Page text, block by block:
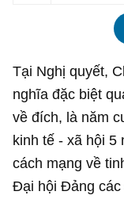
Tại Nghị quyết,
nghĩa đặc biệt
về đích, là năm
kinh tế - xã hội 5
cách mạng về
Đại hội Đảng